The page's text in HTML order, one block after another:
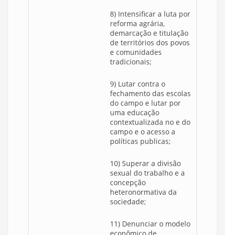
8) Intensificar a luta por
reforma agrária,
demarcação e titulação
de territórios dos povos
e comunidades
tradicionais;
9) Lutar contra o
fechamento das escolas
do campo e lutar por
uma educação
contextualizada no e do
campo e o acesso a
políticas publicas;
10) Superar a divisão
sexual do trabalho e a
concepção
heteronormativa da
sociedade;
11) Denunciar o modelo